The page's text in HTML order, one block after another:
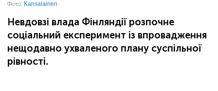
Фото: Kansalainen
Невдовзі влада Фінляндії розпочне
соціальний експеримент із впровадження
нещодавно ухваленого плану суспільної
рівності.